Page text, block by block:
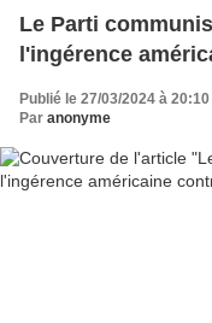
Le Parti
l'ingérence
Publié le 27/03/2024 à 20:10
Par anonyme